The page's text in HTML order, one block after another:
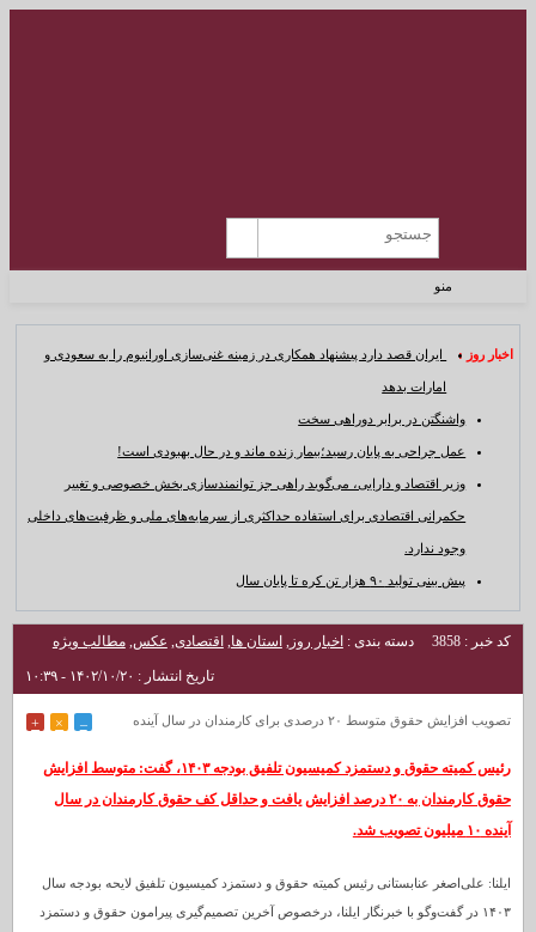
منو
اخبار روز : ایران قصد دارد پیشنهاد همکاری در زمینه غنی‌سازی اورانیوم را به سعودی و
امارات بدهد
واشنگتن در برابر دوراهی سخت
عمل جراحی به پایان رسید؛بیمار زنده ماند و در حال بهبودی است!
وزیر اقتصاد و دارایی، می‌گوید راهی جز توانمندسازی بخش خصوصی و تغییر
حکمرانی اقتصادی برای استفاده حداکثری از سرمایه‌های ملی و ظرفیت‌های داخلی
وجود ندارد.
پیش بینی تولید ۹۰ هزار تن کره تا پایان سال
کد خبر : 3858 دسته بندی : اخبار روز , استان ها, اقتصادی, عکس,مطالب ویژه
تاریخ انتشار : ۱۴۰۲/۱۰/۲۰ - ۱۰:۳۹
–
×
+ تصویب افزایش حقوق متوسط ۲۰ درصدی برای کارمندان در سال آینده
رئیس کمیته حقوق و دستمزد کمیسیون تلفیق بودجه ۱۴۰۳، گفت: متوسط افزایش
حقوق کارمندان به ۲۰ درصد افزایش یافت و حداقل کف حقوق کارمندان در سال
آینده ۱۰ میلیون تصویب شد.
ایلنا: علی‌اصغر عنابستانی رئیس کمیته حقوق و دستمزد کمیسیون تلفیق لایحه بودجه سال
۱۴۰۳ در گفت‌وگو با خبرنگار ایلنا، درخصوص آخرین تصمیم‌گیری پیرامون حقوق و دستمزد